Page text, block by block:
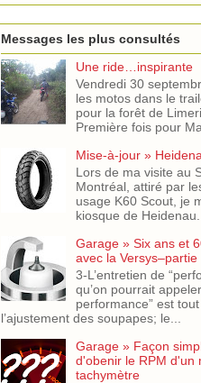
Messages les plus consultés
Une ride…inspirante
Vendredi 30
les motos dans le
pour la forêt de
Première fois pour
Mise-à-jour »
Lors de ma visite au
Montréal, attiré par
usage K60 Scout, je
kiosque de Heidenau.
Garage » Six ans et
avec la Versys–partie
3-L’entretien de
qu’on pourrait
performance” est
l’ajustement des soupapes; le...
Garage » Façon
d'obenir le RPM d'un
tachymètre